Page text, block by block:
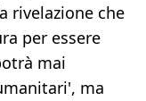
rivelazione che
per essere
mai
ma